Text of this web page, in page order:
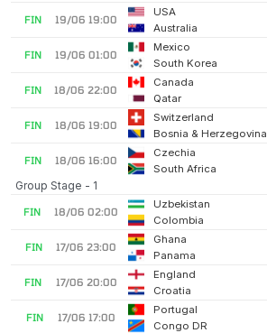
19/06 19:00
FIN
USA
Australia
19/06 01:00
FIN
Mexico
South Korea
18/06 22:00
FIN
Canada
Qatar
18/06 19:00
FIN
Switzerland
Bosnia & Herzegovina
18/06 16:00
FIN
Czechia
South Africa
Group Stage - 1
18/06 02:00
FIN
Uzbekistan
Colombia
17/06 23:00
FIN
Ghana
Panama
17/06 20:00
FIN
England
Croatia
17/06 17:00
FIN
Portugal
Congo DR